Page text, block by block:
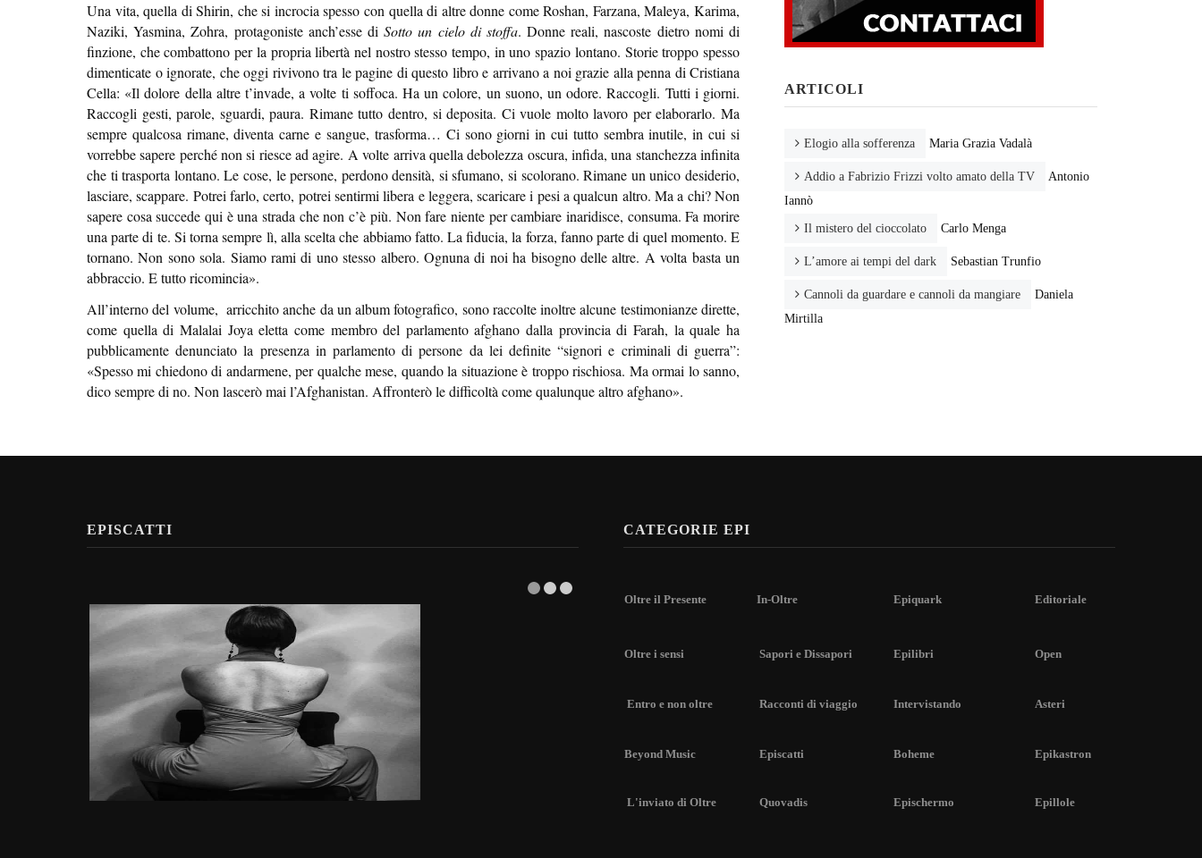
Una vita, quella di Shirin, che si incrocia spesso con quella di altre donne come Roshan, Farzana, Maleya, Karima,
Naziki, Yasmina, Zohra, protagoniste anch’esse diSotto un cielo di stoffa. Donne reali, nascoste dietro nomi di
finzione, che combattono per la propria libertà nel nostro stesso tempo, in uno spazio lontano. Storie troppo spesso
dimenticate o ignorate, che oggi rivivono tra le pagine di questo libro e arrivano a noi grazie alla penna di Cristiana
Cella: «Il dolore della altre t’invade, a volte ti soffoca. Ha un colore, un suono, un odore. Raccogli. Tutti i giorni.
Raccogli gesti, parole, sguardi, paura. Rimane tutto dentro, si deposita. Ci vuole molto lavoro per elaborarlo. Ma
sempre qualcosa rimane, diventa carne e sangue, trasforma… Ci sono giorni in cui tutto sembra inutile, in cui si
vorrebbe sapere perché non si riesce ad agire. A volte arriva quella debolezza oscura, infida, una stanchezza infinita
che ti trasporta lontano. Le cose, le persone, perdono densità, si sfumano, si scolorano. Rimane un unico desiderio,
lasciare, scappare. Potrei farlo, certo, potrei sentirmi libera e leggera, scaricare i pesi a qualcun altro. Ma a chi? Non
sapere cosa succede qui è una strada che non c’è più. Non fare niente per cambiare inaridisce, consuma. Fa morire
una parte di te. Si torna sempre lì, alla scelta che abbiamo fatto. La fiducia, la forza, fanno parte di quel momento. E
tornano. Non sono sola. Siamo rami di uno stesso albero. Ognuna di noi ha bisogno delle altre. A volta basta un
abbraccio. E tutto ricomincia».
All’interno del volume, arricchito anche da un album fotografico, sono raccolte inoltre alcune testimonianze dirette,
come quella di Malalai Joya eletta come membro del parlamento afghano dalla provincia di Farah, la quale ha
pubblicamente denunciato la presenza in parlamento di persone da lei definite “signori e criminali di guerra”:
«Spesso mi chiedono di andarmene, per qualche mese, quando la situazione è troppo rischiosa. Ma ormai lo sanno,
dico sempre di no. Non lascerò mai l’Afghanistan. Affronterò le difficoltà come qualunque altro afghano».
ARTICOLI
Elogio alla sofferenza Maria Grazia Vadalà
Addio a Fabrizio Frizzi volto amato della TV
Antonio
Iannò
Il mistero del cioccolato Carlo Menga
L’amore ai tempi del dark Sebastian Trunfio
Cannoli da guardare e cannoli da mangiare
Daniela
Mirtilla
EPISCATTI CATEGORIE EPI
Oltre il Presente In-Oltre Epiquark Editoriale
Oltre i sensi Sapori e Dissapori Epilibri Open
Entro e non oltre Racconti di viaggio Intervistando Asteri
Beyond Music Episcatti Boheme Epikastron
L'inviato di Oltre Quovadis Epischermo Epillole